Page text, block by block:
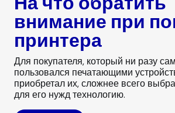
внимание при
принтера
Для покупателя, который ни разу
пользовался печатающими
приобретал их, сложнее всего
для его нужд технологию.